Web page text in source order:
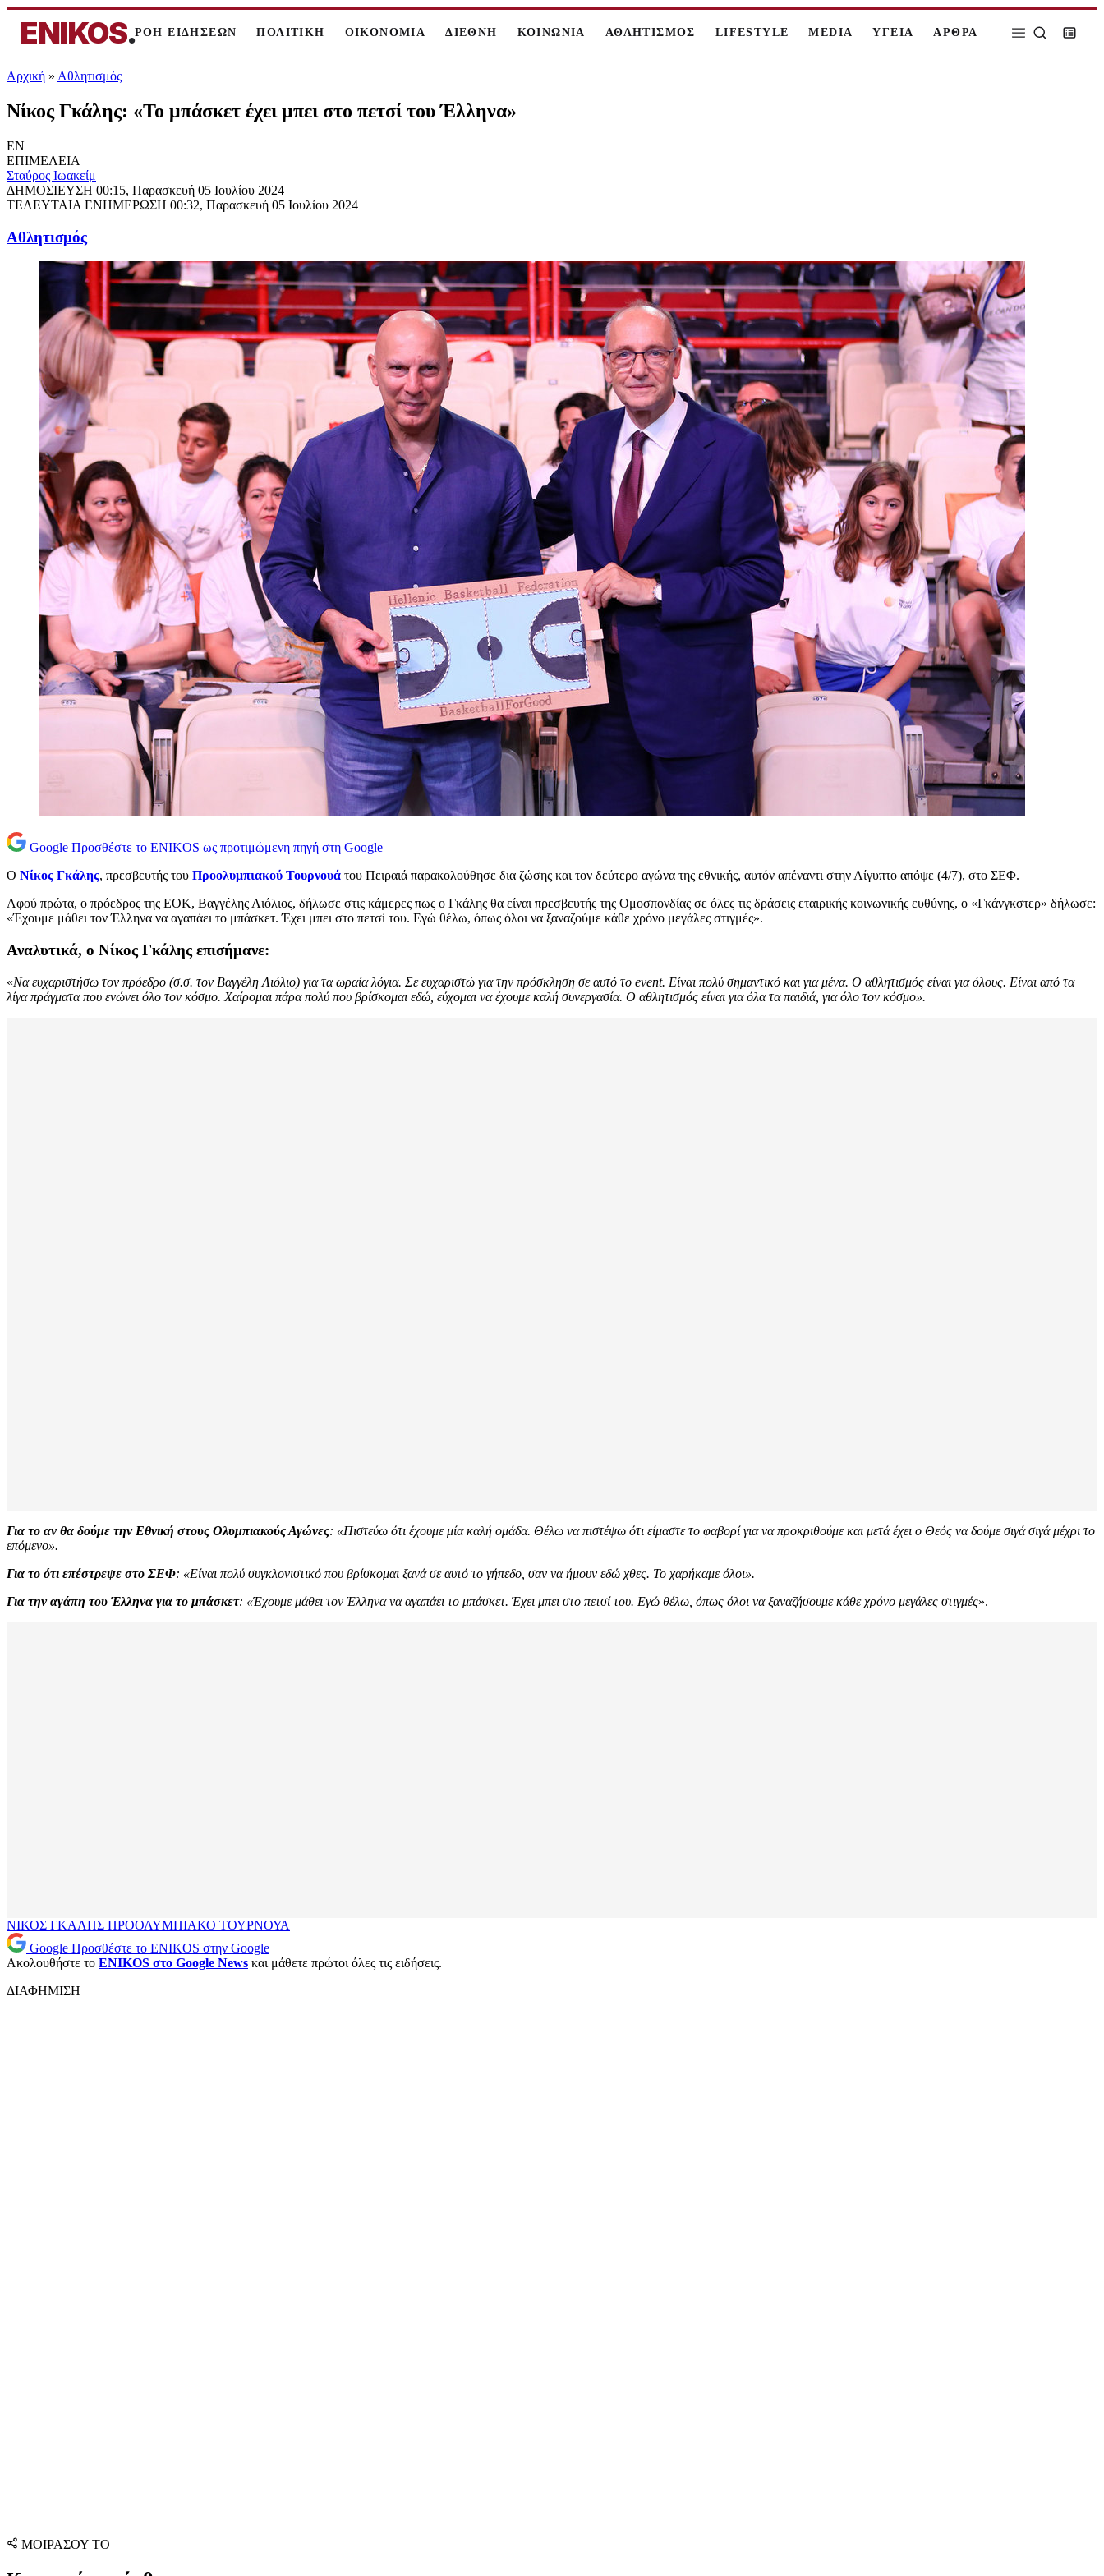
ENIKOS.ΡΟΗ ΕΙΔΗΣΕΩΝ ΠΟΛΙΤΙΚΗ ΟΙΚΟΝΟΜΙΑ ΔΙΕΘΝΗ ΚΟΙΝΩΝΙΑ ΑΘΛΗΤΙΣΜΟΣ LIFESTYLE MEDIA ΥΓΕΙΑ ΑΡΘΡΑ
Αρχική » Αθλητισμός
Νίκος Γκάλης: «Το μπάσκετ έχει μπει στο πετσί του Έλληνα»
EN
ΕΠΙΜΕΛΕΙΑ
Σταύρος Ιωακείμ
ΔΗΜΟΣΙΕΥΣΗ 00:15, Παρασκευή 05 Ιουλίου 2024
ΤΕΛΕΥΤΑΙΑ ΕΝΗΜΕΡΩΣΗ 00:32, Παρασκευή 05 Ιουλίου 2024
Αθλητισμός
Google Προσθέστε το ENIKOS ως προτιμώμενη πηγή στη Google
Ο Νίκος Γκάλης, πρεσβευτής του Προολυμπιακού Τουρνουά του Πειραιά παρακολούθησε δια ζώσης και τον δεύτερο αγώνα της εθνικής, αυτόν απέναντι στην Αίγυπτο απόψε (4/7), στο ΣΕΦ.
Αφού πρώτα, ο πρόεδρος της ΕΟΚ, Βαγγέλης Λιόλιος, δήλωσε στις κάμερες πως ο Γκάλης θα είναι πρεσβευτής της Ομοσπονδίας σε όλες τις δράσεις εταιρικής κοινωνικής ευθύνης, ο «Γκάνγκστερ» δήλωσε:
«Έχουμε μάθει τον Έλληνα να αγαπάει το μπάσκετ. Έχει μπει στο πετσί του. Εγώ θέλω, όπως όλοι να ξαναζούμε κάθε χρόνο μεγάλες στιγμές».
Αναλυτικά, ο Νίκος Γκάλης επισήμανε:
«Να ευχαριστήσω τον πρόεδρο (σ.σ. τον Βαγγέλη Λιόλιο) για τα ωραία λόγια. Σε ευχαριστώ για την πρόσκληση σε αυτό το event. Είναι πολύ σημαντικό και για μένα. Ο αθλητισμός είναι για όλους. Είναι από τα
λίγα πράγματα που ενώνει όλο τον κόσμο. Χαίρομαι πάρα πολύ που βρίσκομαι εδώ, εύχομαι να έχουμε καλή συνεργασία. Ο αθλητισμός είναι για όλα τα παιδιά, για όλο τον κόσμο».
Για το αν θα δούμε την Εθνική στους Ολυμπιακούς Αγώνες: «Πιστεύω ότι έχουμε μία καλή ομάδα. Θέλω να πιστέψω ότι είμαστε το φαβορί για να προκριθούμε και μετά έχει ο Θεός να δούμε σιγά σιγά μέχρι το
επόμενο».
Για το ότι επέστρεψε στο ΣΕΦ: «Είναι πολύ συγκλονιστικό που βρίσκομαι ξανά σε αυτό το γήπεδο, σαν να ήμουν εδώ χθες. Το χαρήκαμε όλοι».
Για την αγάπη του Έλληνα για το μπάσκετ: «Έχουμε μάθει τον Έλληνα να αγαπάει το μπάσκετ. Έχει μπει στο πετσί του. Εγώ θέλω, όπως όλοι να ξαναζήσουμε κάθε χρόνο μεγάλες στιγμές».
ΝΙΚΟΣ ΓΚΑΛΗΣ ΠΡΟΟΛΥΜΠΙΑΚΟ ΤΟΥΡΝΟΥΑ
Google Προσθέστε το ENIKOS στην Google
Ακολουθήστε το ENIKOS στο Google News και μάθετε πρώτοι όλες τις ειδήσεις.
ΔΙΑΦΗΜΙΣΗ
ΜΟΙΡΑΣΟΥ ΤΟ